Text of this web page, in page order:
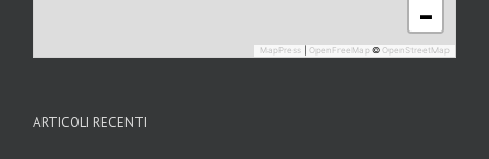
−
MapPress OpenFreeMap © OpenStreetMap
ARTICOLI RECENTI